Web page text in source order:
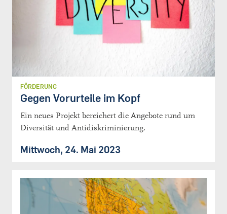
FÖRDERUNG
Gegen Vorurteile im Kopf
Ein neues Projekt bereichert die Angebote rund um
Diversität und Antidiskriminierung.
Mittwoch, 24. Mai 2023